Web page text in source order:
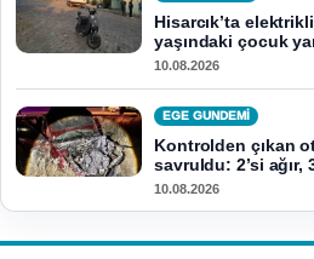
Hisarcık’ta
yaşındaki çocuk
10.08.2026
EGE GUNDEMİ
Kontrolden çıkan
savruldu: 2’si ağır,
10.08.2026